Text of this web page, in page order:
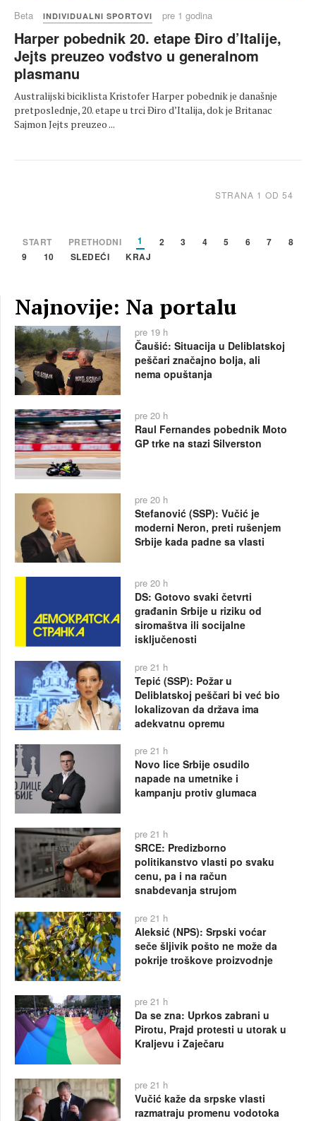
Beta INDIVIDUALNI SPORTOVI pre 1 godina
Harper pobednik 20. etape Điro d’Italije,
Jejts preuzeo vođstvo u generalnom
plasmanu
Australijski biciklista Kristofer Harper pobednik je današnje
pretposlednje, 20. etape u trci Điro d’Italija, dok je Britanac
Sajmon Jejts preuzeo ...
STRANA 1 OD 54
START PRETHODNI 1 2 3 4 5 6 7
8
9
10 SLEDEĆI KRAJ
Najnovije: Na portalu
pre 19 h
Čaušić: Situacija u Deliblatskoj
peščari značajno bolja, ali
nema opuštanja
pre 20 h
Raul Fernandes pobednik Moto
GP trke na stazi Silverston
pre 20 h
Stefanović (SSP): Vučić je
moderni Neron, preti rušenjem
Srbije kada padne sa vlasti
pre 20 h
DS: Gotovo svaki četvrti
građanin Srbije u riziku od
siromaštva ili socijalne
isključenosti
pre 21 h
Tepić (SSP): Požar u
Deliblatskoj peščari bi već bio
lokalizovan da država ima
adekvatnu opremu
pre 21 h
Novo lice Srbije osudilo
napade na umetnike i
kampanju protiv glumaca
pre 21 h
SRCE: Predizborno
politikanstvo vlasti po svaku
cenu, pa i na račun
snabdevanja strujom
pre 21 h
Aleksić (NPS): Srpski voćar
seče šljivik pošto ne može da
pokrije troškove proizvodnje
pre 21 h
Da se zna: Uprkos zabrani u
Pirotu, Prajd protesti u utorak u
Kraljevu i Zaječaru
pre 21 h
Vučić kaže da srpske vlasti
razmatraju promenu vodotoka